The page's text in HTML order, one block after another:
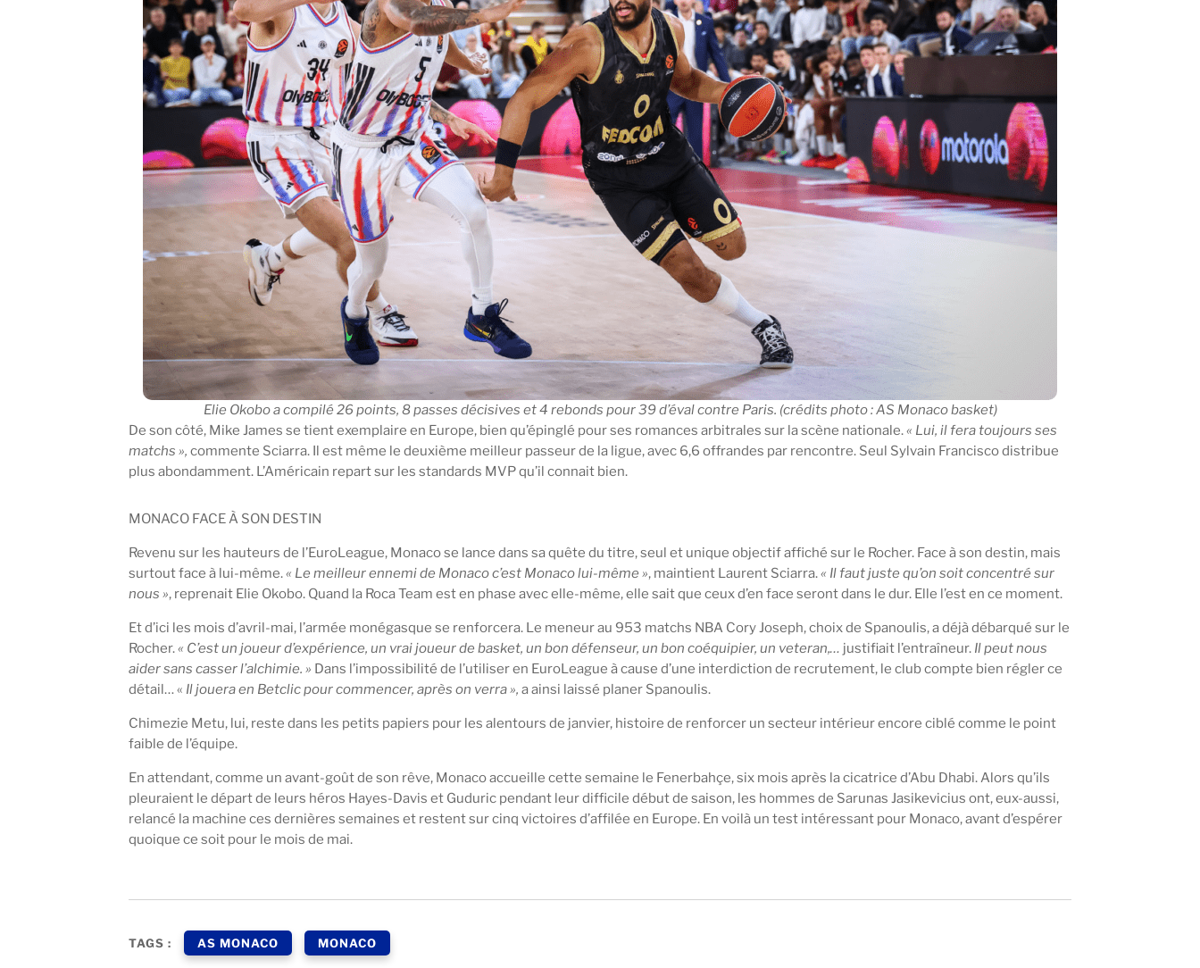
Elie Okobo a compilé 26 points, 8 passes décisives et 4 rebonds pour 39 d’éval contre Paris. (crédits photo : AS Monaco basket)
De son côté, Mike James se tient exemplaire en Europe, bien qu’épinglé pour ses romances arbitrales sur la scène nationale.« Lui, il fera toujours ses
matchs », commente Sciarra. Il est même le deuxième meilleur passeur de la ligue, avec 6,6 offrandes par rencontre. Seul Sylvain Francisco distribue
plus abondamment. L’Américain repart sur les standards MVP qu’il connait bien.
MONACO FACE À SON DESTIN
Revenu sur les hauteurs de l’EuroLeague, Monaco se lance dans sa quête du titre, seul et unique objectif affiché sur le Rocher. Face à son destin, mais
surtout face à lui-même.« Le meilleur ennemi de Monaco c’est Monaco lui-même », maintient Laurent Sciarra.« Il faut juste qu’on soit concentré sur
nous », reprenait Elie Okobo. Quand la Roca Team est en phase avec elle-même, elle sait que ceux d’en face seront dans le dur. Elle l’est en ce moment.
Et d’ici les mois d’avril-mai, l’armée monégasque se renforcera. Le meneur au 953 matchs NBA Cory Joseph, choix de Spanoulis, a déjà débarqué sur le
Rocher.« C’est un joueur d’expérience, un vrai joueur de basket, un bon défenseur, un bon coéquipier, un veteran,… justifiait l’entraîneur. Il peut nous
aider sans casser l’alchimie. » Dans l’impossibilité de l’utiliser en EuroLeague à cause d’une interdiction de recrutement, le club compte bien régler ce
détail… « Il jouera en Betclic pour commencer, après on verra », a ainsi laissé planer Spanoulis.
Chimezie Metu, lui, reste dans les petits papiers pour les alentours de janvier, histoire de renforcer un secteur intérieur encore ciblé comme le point
faible de l’équipe.
En attendant, comme un avant-goût de son rêve, Monaco accueille cette semaine le Fenerbahçe, six mois après la cicatrice d’Abu Dhabi. Alors qu’ils
pleuraient le départ de leurs héros Hayes-Davis et Guduric pendant leur difficile début de saison, les hommes de Sarunas Jasikevicius ont, eux-aussi,
relancé la machine ces dernières semaines et restent sur cinq victoires d’affilée en Europe. En voilà un test intéressant pour Monaco, avant d’espérer
quoique ce soit pour le mois de mai.
TAGS : AS MONACO MONACO